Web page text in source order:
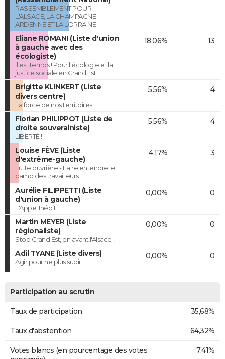
RASSEMBLEMENT POUR
L'ALSACE, LA CHAMPAGNE-
ARDENNE ET LA LORRAINE
Eliane ROMANI (Liste d'union
à gauche avec des
écologiste)
Il est temps ! Pour l'écologie et la
justice sociale en Grand Est
18,06% 13
Brigitte KLINKERT (Liste
divers centre)
La force de nos territoires
5,56% 4
Florian PHILIPPOT (Liste de
droite souverainiste)
LIBERTÉ !
5,56% 4
Louise FÈVE (Liste
d'extrême-gauche)
Lutte ouvrière - Faire entendre le
camp des travailleurs
4,17% 3
Aurélie FILIPPETTI (Liste
d'union à gauche)
L'Appel Inédit
0,00% 0
Martin MEYER (Liste
régionaliste)
Stop Grand Est, en avant l'Alsace !
0,00% 0
Adil TYANE (Liste divers)
Agir pour ne plus subir
0,00% 0
Participation au scrutin
Taux de participation 35,68%
Taux d'abstention 64,32%
Votes blancs (en pourcentage des votes
7,41%